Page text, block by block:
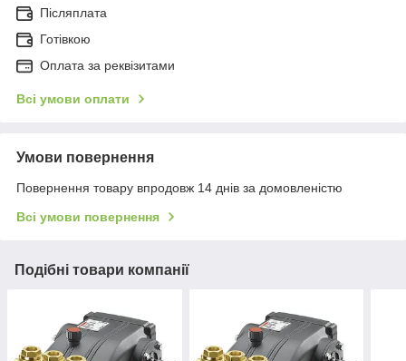
Післяплата
Готівкою
Оплата за реквізитами
Всі умови оплати
Умови повернення
Повернення товару впродовж 14 днів за домовленістю
Всі умови повернення
Подібні товари компанії